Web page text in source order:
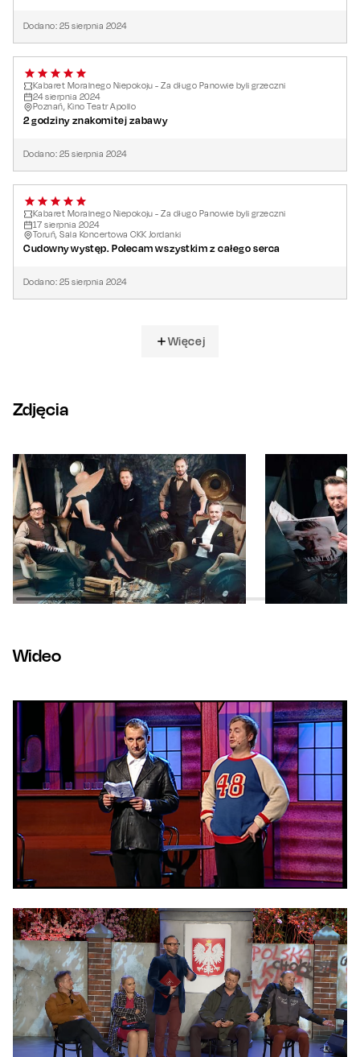
Dodano: 25 sierpnia 2024
Kabaret Moralnego Niepokoju - Za długo Panowie byli grzeczni
24sierpnia 2024
Poznań, Kino Teatr Apollo
2 godziny znakomitej zabawy
Dodano: 25 sierpnia 2024
Kabaret Moralnego Niepokoju - Za długo Panowie byli grzeczni
17 sierpnia 2024
Toruń, Sala Koncertowa CKK Jordanki
Cudowny występ. Polecam wszystkim z całego serca
Dodano: 25 sierpnia 2024
Więcej
Zdjęcia
Wideo